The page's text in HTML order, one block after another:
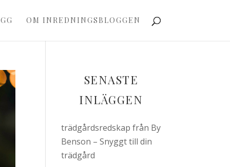
OM INREDNINGSBLOGGEN
SENASTE
INLÄGGEN
trädgårdsredskap från By
Benson – Snyggt till din
trädgård